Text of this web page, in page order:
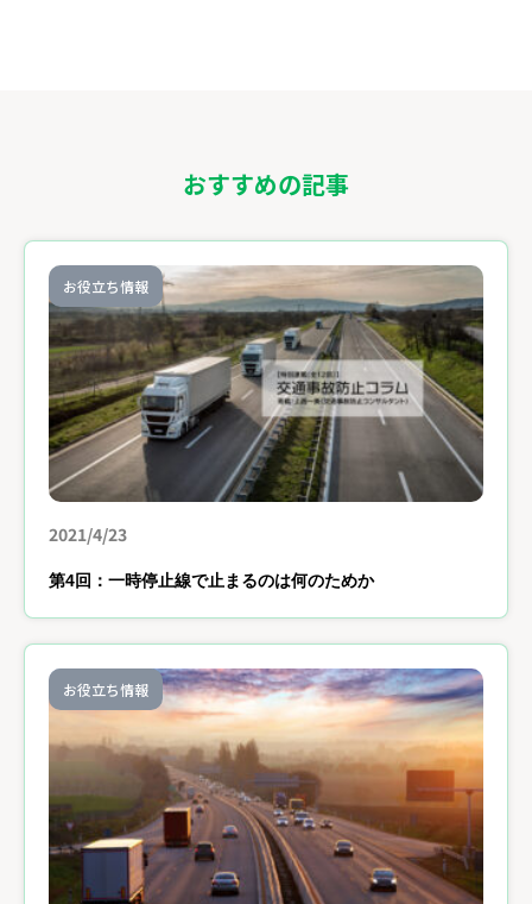
おすすめの記事
お役立ち情報
2021/4/23
第4回：一時停止線で止まるのは何のためか
お役立ち情報